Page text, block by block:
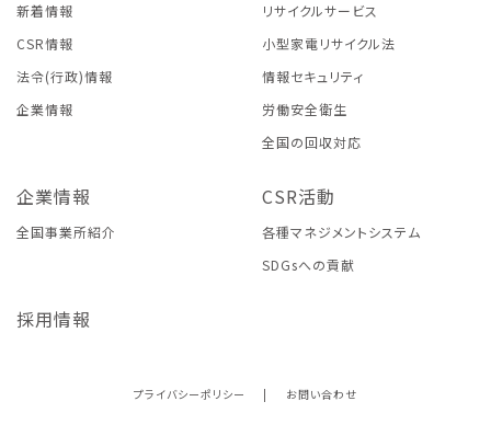
新着情報
CSR情報
法令(行政)情報
企業情報
リサイクルサービス
小型家電リサイクル法
情報セキュリティ
労働安全衛生
全国の回収対応
企業情報
全国事業所紹介
CSR活動
各種マネジメントシステム
SDGsへの貢献
採用情報
プライバシーポリシー | お問い合わせ